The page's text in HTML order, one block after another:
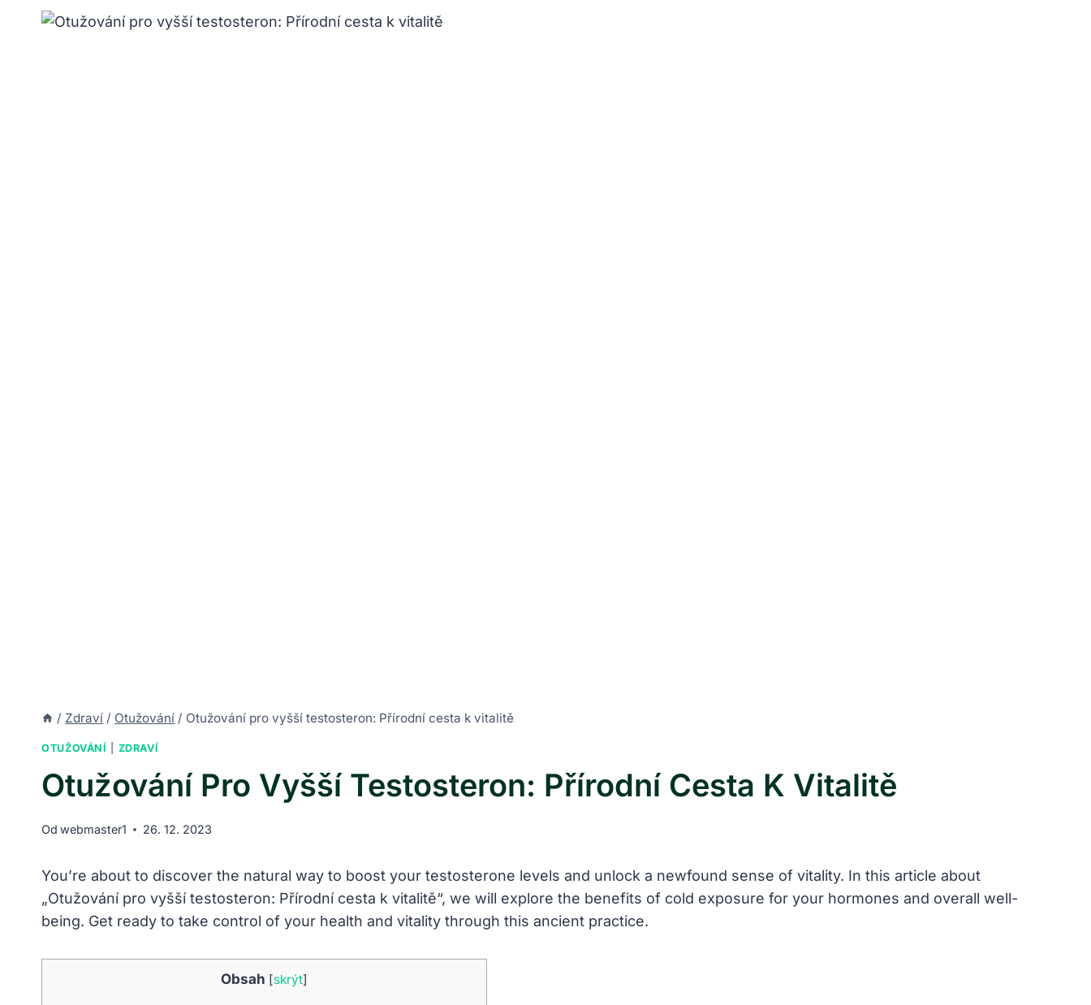
/ Zdraví / Otužování / Otužování pro vyšší testosteron: Přírodní cesta k vitalitě
OTUŽOVÁNÍ ZDRAVÍ
Otužování Pro Vyšší Testosteron: Přírodní Cesta K Vitalitě
Od webmaster1 26. 12. 2023
You’re about to discover the natural way to boost your testosterone levels and unlock a newfound sense of ⁢vitality. In this article about
„Otužování pro vyšší testosteron: Přírodní cesta ‌k vitalitě“, we ‍will explore the benefits of​ cold exposure for your​ hormones and overall well-
being. Get ready to take control of your health and‍ vitality through this ancient ‌practice.
Obsah [skrýt]